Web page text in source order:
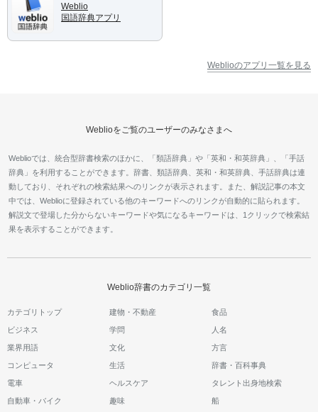
Weblio
国語辞典アプリ
Weblioのアプリ一覧を見る
Weblioをご覧のユーザーのみなさまへ
Weblioでは、統合型辞書検索のほかに、「類語辞典」や「英和・和英辞典」、「手話
辞典」を利用することができます。辞書、類語辞典、英和・和英辞典、手話辞典は連
動しており、それぞれの検索結果へのリンクが表示されます。また、解説記事の本文
中では、Weblioに登録されている他のキーワードへのリンクが自動的に貼られます。
解説文で登場した分からないキーワードや気になるキーワードは、1クリックで検索結
果を表示することができます。
Weblio辞書のカテゴリ一覧
カテゴリトップ 建物・不動産 食品
ビジネス 学問 人名
業界用語 文化 方言
コンピュータ 生活 辞書・百科事典
電車 ヘルスケア タレント出身地検索
自動車・バイク 趣味 船